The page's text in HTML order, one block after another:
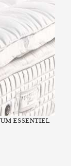
ESSENTIEL